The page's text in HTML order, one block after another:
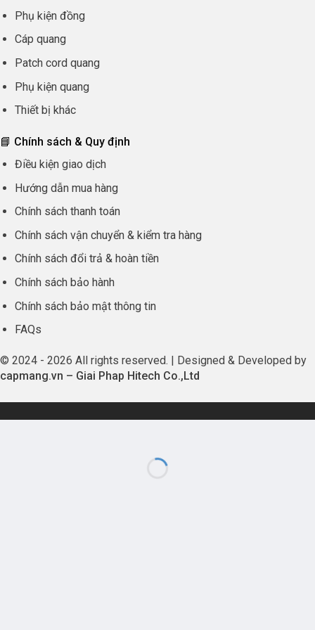
Phụ kiện đồng
Cáp quang
Patch cord quang
Phụ kiện quang
Thiết bị khác
📘 Chính sách & Quy định
Điều kiện giao dịch
Hướng dẫn mua hàng
Chính sách thanh toán
Chính sách vận chuyển & kiểm tra hàng
Chính sách đổi trả & hoàn tiền
Chính sách bảo hành
Chính sách bảo mật thông tin
FAQs
© 2024 - 2026 All rights reserved. | Designed & Developed by
capmang.vn – Giai Phap Hitech Co.,Ltd